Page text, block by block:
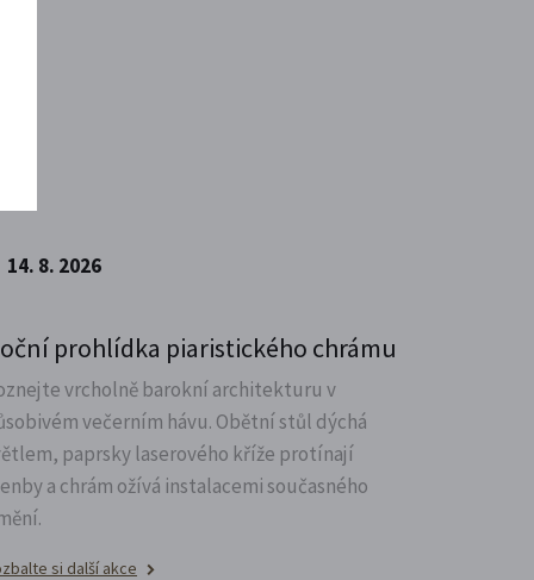
14. 8. 2026
prohlídka piaristického chrámu
vrcholně barokní architekturu v
večerním hávu. Obětní stůl dýchá
paprsky laserového kříže protínají
a chrám ožívá instalacemi současného
si další akce